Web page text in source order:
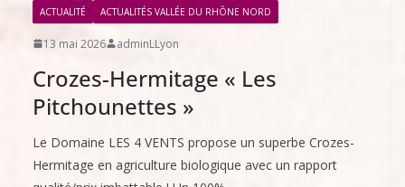
ACTUALITÉ ACTUALITÉS VALLÉE DU RHÔNE NORD
13 mai 2026 adminLLyon
Crozes-Hermitage « Les
Pitchounettes »
Le Domaine LES 4 VENTS propose un superbe Crozes-
Hermitage en agriculture biologique avec un rapport